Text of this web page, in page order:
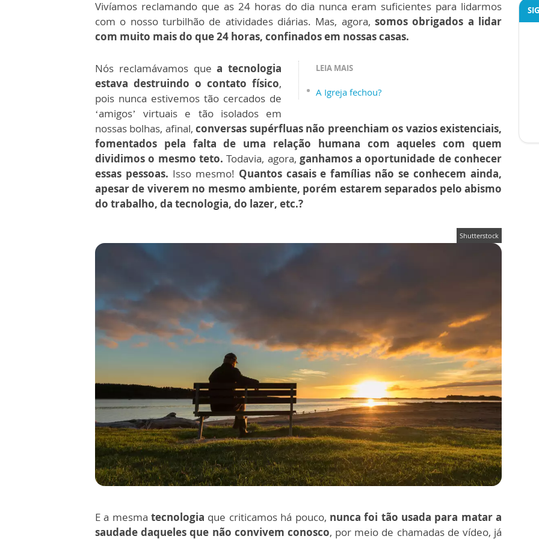
Vivíamos reclamando que as 24 horas do dia nunca eram suficientes para lidarmos
com o nosso turbilhão de atividades diárias. Mas, agora, somos obrigados a lidar
com muito mais do que 24 horas, confinados em nossas casas.
LEIA MAIS
A Igreja fechou?
Nós reclamávamos quea tecnologia
estava destruindo o contato físico,
pois nunca estivemos tão cercados de
‘amigos’ virtuais e tão isolados em
nossas bolhas, afinal,conversas supérfluas não preenchiam os vazios existenciais,
fomentados pela falta de uma relação humana com aqueles com quem
dividimos o mesmo teto. Todavia, agora, ganhamos a oportunidade de conhecer
essas pessoas. Isso mesmo! Quantos casais e famílias não se conhecem ainda,
apesar de viverem no mesmo ambiente, porém estarem separados pelo abismo
do trabalho, da tecnologia, do lazer, etc.?
Shutterstock
E a mesmatecnologia que criticamos há pouco, nunca foi tão usada para matar a
saudade daqueles que não convivem conosco, por meio de chamadas de vídeo, já